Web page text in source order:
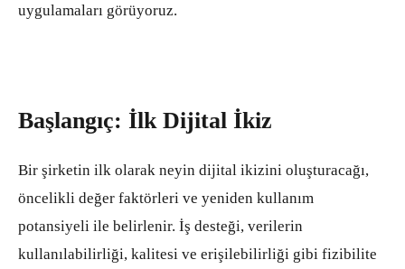
uygulamaları görüyoruz.
Başlangıç: İlk Dijital İkiz
Bir şirketin ilk olarak neyin dijital ikizini oluşturacağı,
öncelikli değer faktörleri ve yeniden kullanım
potansiyeli ile belirlenir. İş desteği, verilerin
kullanılabilirliği, kalitesi ve erişilebilirliği gibi fizibilite